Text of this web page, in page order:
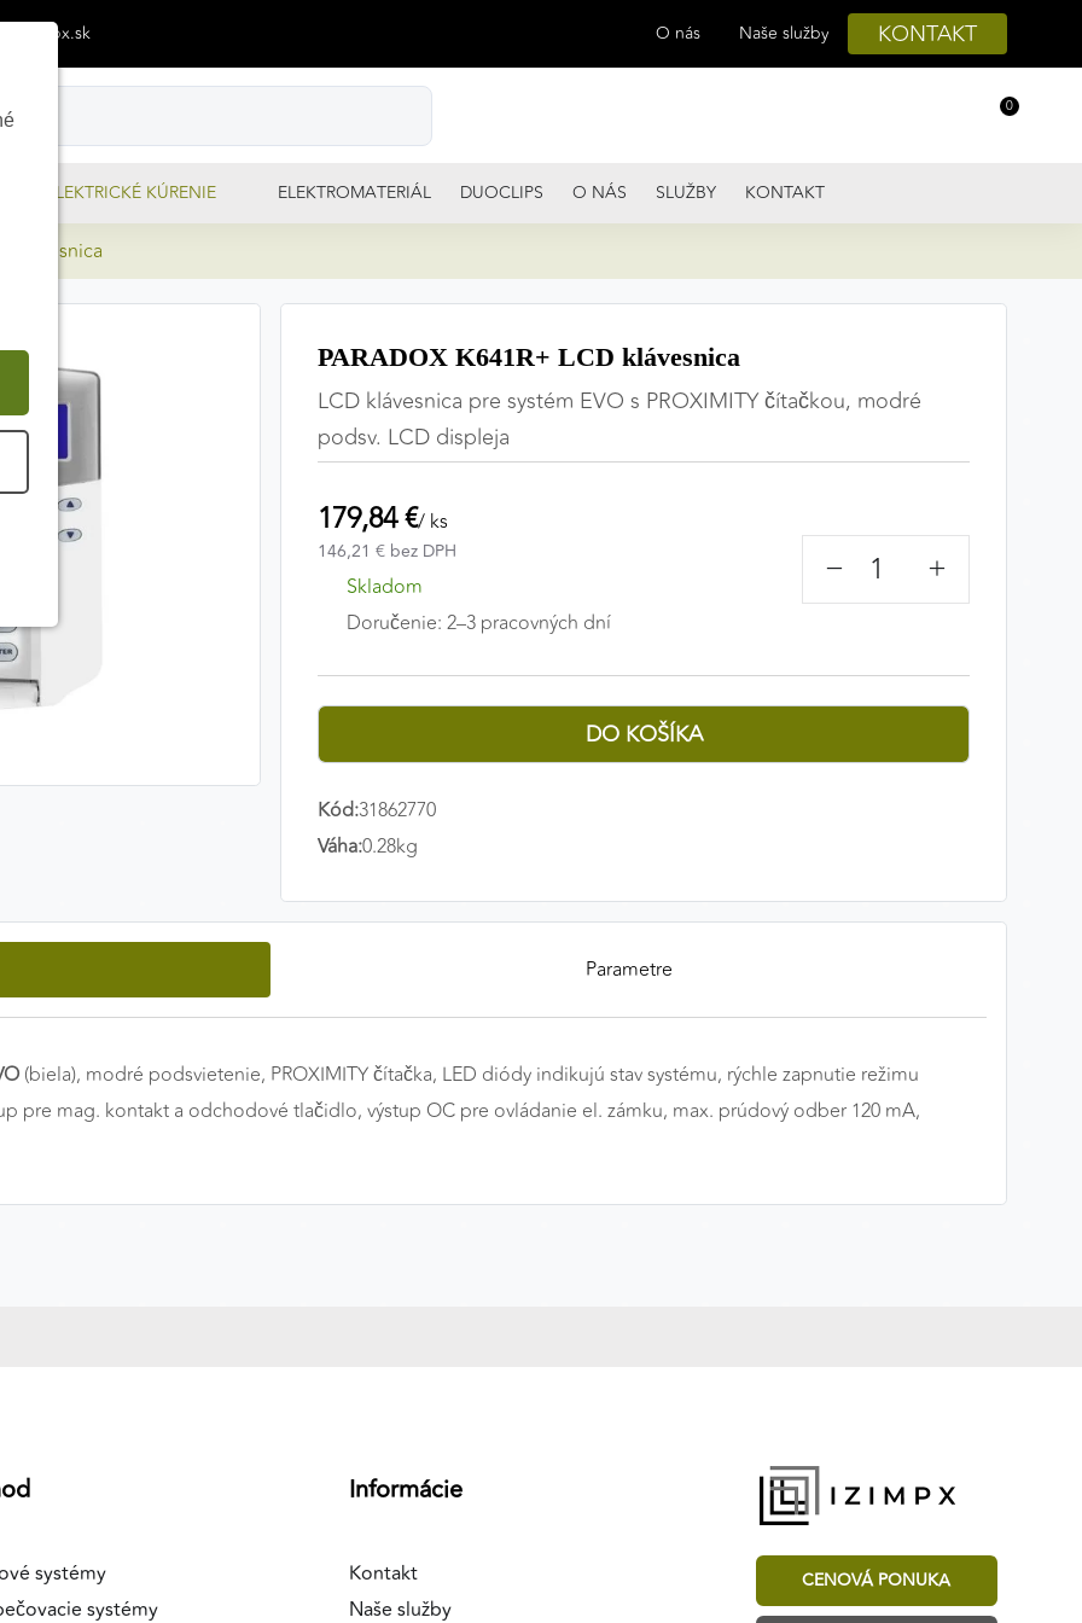
O nás Naše služby KONTAKT
0
ELEKTRICKÉ KÚRENIE ELEKTROMATERIÁL DUOCLIPS O NÁS SLUŽBY KONTAKT
klávesnica
PARADOX K641R+ LCD klávesnica
LCD klávesnica pre systém EVO s PROXIMITY čítačkou, modré
podsv. LCD displeja
179,84 €/ ks
146,21 € bez DPH
Skladom
Doručenie: 2–3 pracovných dní
− +
Kód:31862770
Váha:0.28kg
Parametre
(biela), modré podsvietenie, PROXIMITY čítačka, LED diódy indikujú stav systému, rýchle zapnutie režimu
pre mag. kontakt a odchodové tlačidlo, výstup OC pre ovládanie el. zámku, max. prúdový odber 120 mA,
systémy
systémy
Informácie
Kontakt
Naše služby
CENOVÁ PONUKA